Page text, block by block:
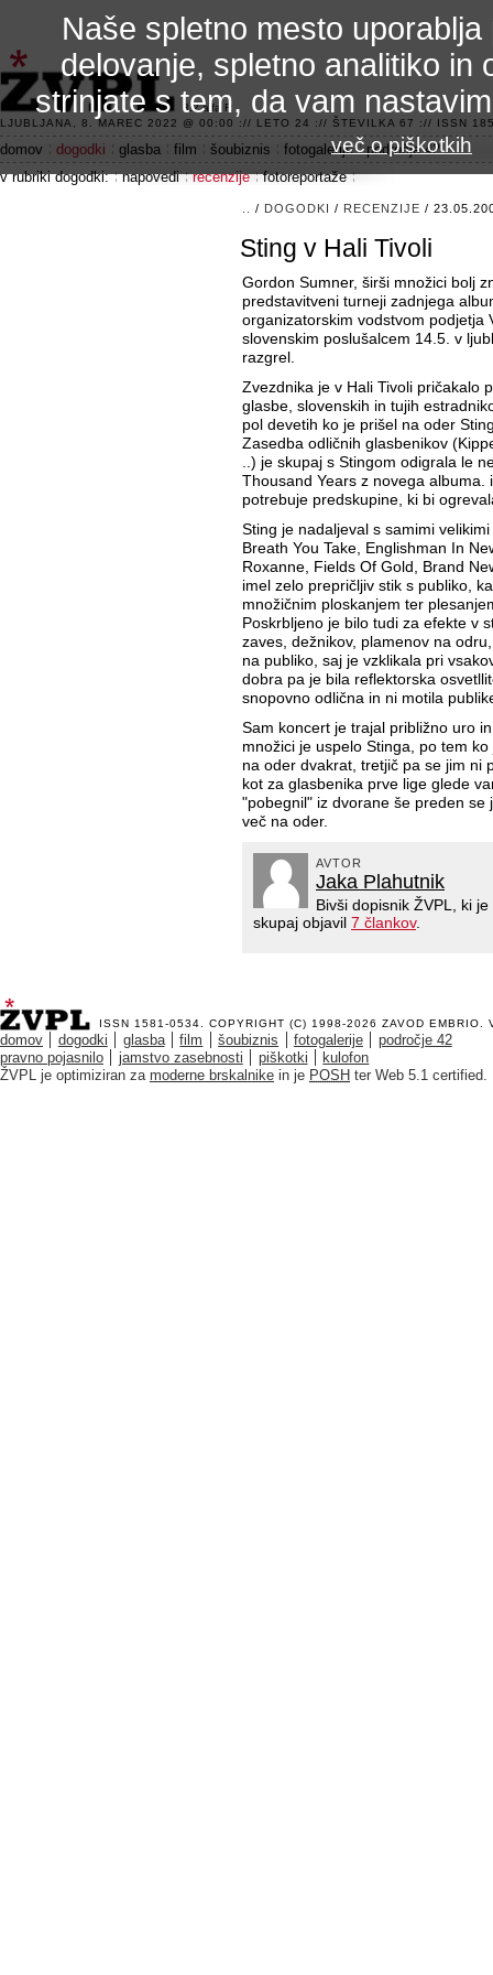
3.2 alfa R
LJUBLJANA, 8. MAREC 2022 @ 00:00 :// LETO 24 :// ŠTEVILKA 67 :// ISSN
domov dogodki glasba film šoubiznis fotogalerije
področje 42
v rubriki dogodki:
napovedi recenzije fotoreportaže
/ DOGODKI / RECENZIJE /
Sting v Hali Tivoli
Gordon Sumner, širši množici bolj
predstavitveni turneji zadnjega
organizatorskim vodstvom podjetja
slovenskim poslušalcem 14.5. v
razgrel.
Zvezdnika je v Hali Tivoli pričakalo
glasbe, slovenskih in tujih
pol devetih ko je prišel na oder
Zasedba odličnih glasbenikov
..) je skupaj s Stingom odigrala le
Thousand Years z novega albuma.
potrebuje predskupine, ki bi
Sting je nadaljeval s samimi
Breath You Take, Englishman In
Roxanne, Fields Of Gold, Brand
imel zelo prepričljiv stik s publiko,
množičnim ploskanjem ter
Poskrbljeno je bilo tudi za efekte v
zaves, dežnikov, plamenov na
na publiko, saj je vzklikala pri
dobra pa je bila reflektorska
snopovno odlična in ni motila
Sam koncert je trajal približno uro
množici je uspelo Stinga, po tem
na oder dvakrat, tretjič pa se jim ni
kot za glasbenika prve lige glede
"pobegnil" iz dvorane še preden
več na oder.
AVTOR
Jaka Plahutnik
Bivši dopisnik ŽVPL, ki
skupaj objavil 7 člankov.
ISSN 1581-0534. COPYRIGHT (C) 1998-2026 ZAVOD EMBRIO .
domov dogodki glasba film šoubiznis fotogalerije
področje 42
pravno pojasnilo
jamstvo zasebnosti piškotki
kulofon
ŽVPL je optimiziran za moderne brskalnike in je POSH ter Web 5.1 certified.
Naše spletno mesto
delovanje, spletno analitiko in
strinjate s tem, da vam
več o piškotkih